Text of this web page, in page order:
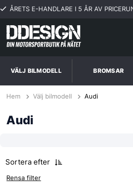
ÅRETS E-HANDLARE I 5 ÅR AV
VÄLJ BILMODELL BROMSAR
Hem Välj bilmodell Audi
Audi
Sortera efter
Rensa filter